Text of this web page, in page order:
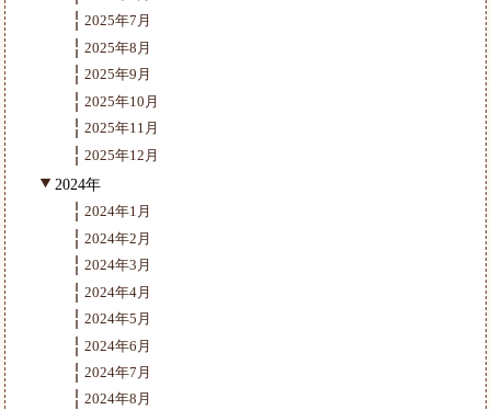
2025年7月
2025年8月
2025年9月
2025年10月
2025年11月
2025年12月
2024年
2024年1月
2024年2月
2024年3月
2024年4月
2024年5月
2024年6月
2024年7月
2024年8月